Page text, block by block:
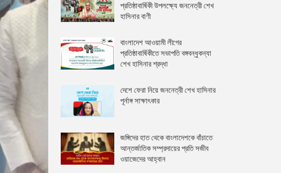
প্রতিষ্ঠাবার্ষিকী উপলক্ষ্যে জননেত্রী শেখ
হাসিনার বাণী
বাংলাদেশ আওয়ামী লীগের
প্রতিষ্ঠাবার্ষিকীতে সভাপতি বঙ্গবন্ধুকন্যা
শেখ হাসিনার শ্রদ্ধা
দেশে ফেরা নিয়ে জননেত্রী শেখ হাসিনার
পূর্নাঙ্গ সাক্ষাৎকার
জঙ্গিদের হাত থেকে বাংলাদেশকে বাঁচাতে
আন্তর্জাতিক সম্প্রদায়ের প্রতি সজীব
ওয়াজেদের আহ্বান